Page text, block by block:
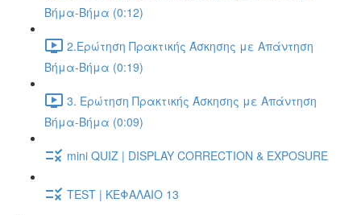
Βήμα-Βήμα (0:12)
2.Ερώτηση Πρακτικής Άσκησης με Απάντηση
Βήμα-Βήμα (0:19)
3. Ερώτηση Πρακτικής Άσκησης με Απάντηση
Βήμα-Βήμα (0:09)
mini QUIZ | DISPLAY CORRECTION & EXPOSURE
TEST | ΚΕΦΑΛΑΙΟ 13